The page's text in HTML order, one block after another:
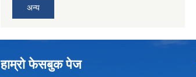
अन्य
हाम्रो फेसबुक पेज